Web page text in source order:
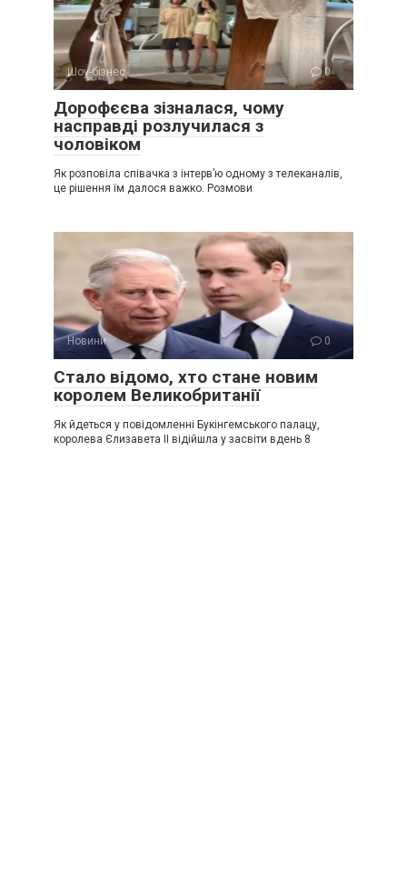
Шоу-бізнес 0
Дорофєєва зізналася, чому
насправді розлучилася з
чоловіком
Як розповіла співачка з інтерв’ю одному з телеканалів,
це рішення їм далося важко. Розмови
Новини 0
Стало відомо, хто стане новим
королем Великобританії
Як йдеться у повідомленні Букінгемського палацу,
королева Єлизавета ІІ відійшла у засвіти вдень 8